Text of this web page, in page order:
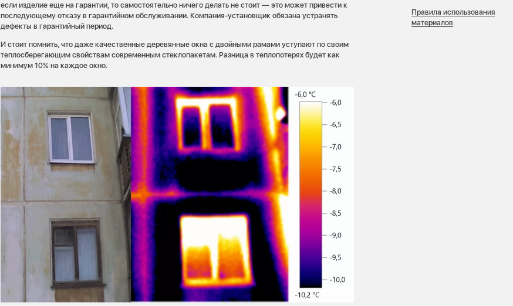
если изделие еще на гарантии, то самостоятельно ничего делать не стоит — это может привести к
последующему отказу в гарантийном обслуживании. Компания-установщик обязана устранять
дефекты в гарантийный период.
И стоит помнить, что даже качественные деревянные окна с двойными рамами уступают по своим
теплосберегающим свойствам современным стеклопакетам. Разница в теплопотерях будет как
минимум 10% на каждое окно.
Правила использования
материалов